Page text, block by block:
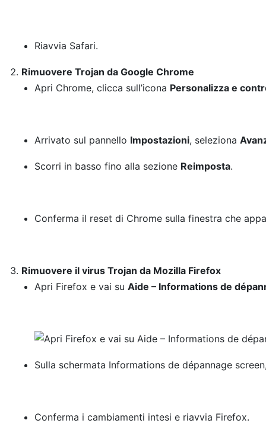
Riavvia Safari.
Rimuovere Trojan da Google Chrome
Apri Chrome, clicca sull’icona Personalizza e
Arrivato sul pannello Impostazioni, seleziona
Scorri in basso fino alla sezione Reimposta.
Conferma il reset di Chrome sulla finestra che
Rimuovere il virus Trojan da Mozilla Firefox
Apri Firefox e vai su Aide – Informations de
Sulla schermata Informations de dépannage
Conferma i cambiamenti intesi e riavvia Firefox.